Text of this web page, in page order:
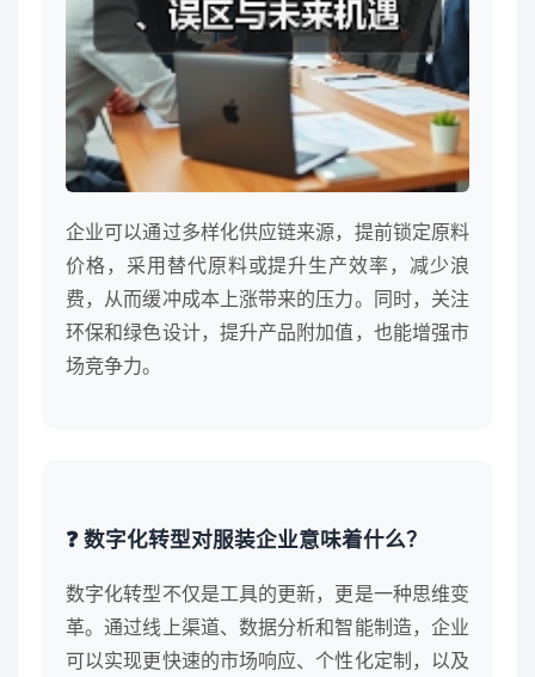
企业可以通过多样化供应链来源，提前锁定原料
价格，采用替代原料或提升生产效率，减少浪
费，从而缓冲成本上涨带来的压力。同时，关注
环保和绿色设计，提升产品附加值，也能增强市
场竞争力。
❓ 数字化转型对服装企业意味着什么？
数字化转型不仅是工具的更新，更是一种思维变
革。通过线上渠道、数据分析和智能制造，企业
可以实现更快速的市场响应、个性化定制，以及